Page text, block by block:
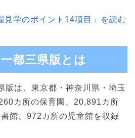
見学のポイント14項目」を読む
都三県版とは
版は、東京都・神奈川県・埼玉
カ所の保育園、20,891カ所
館、972カ所の児童館を収録